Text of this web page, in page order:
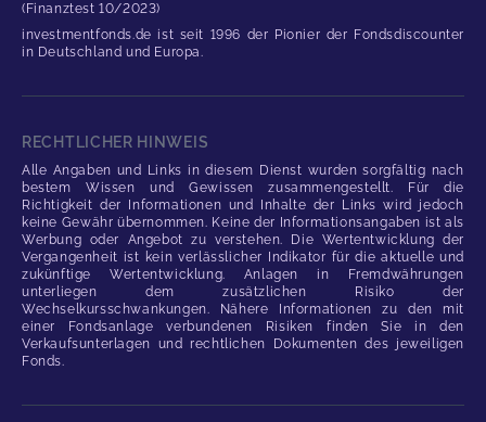
(Finanztest 10/2023)
investmentfonds.de ist seit 1996 der Pionier der Fondsdiscounter
in Deutschland und Europa.
RECHTLICHER HINWEIS
Alle Angaben und Links in diesem Dienst wurden sorgfältig nach
bestem Wissen und Gewissen zusammengestellt. Für die
Richtigkeit der Informationen und Inhalte der Links wird jedoch
keine Gewähr übernommen. Keine der Informationsangaben ist als
Werbung oder Angebot zu verstehen. Die Wertentwicklung der
Vergangenheit ist kein verlässlicher Indikator für die aktuelle und
zukünftige Wertentwicklung. Anlagen in Fremdwährungen
unterliegen dem zusätzlichen Risiko der
Wechselkursschwankungen. Nähere Informationen zu den mit
einer Fondsanlage verbundenen Risiken finden Sie in den
Verkaufsunterlagen und rechtlichen Dokumenten des jeweiligen
Fonds.